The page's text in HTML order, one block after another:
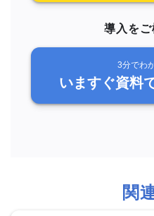
導入を
3分でわ
いますぐ資料
関